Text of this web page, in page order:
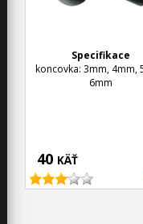
40 KÄŤ
Specifikace
koncovka: 3mm, 4mm,
6mm